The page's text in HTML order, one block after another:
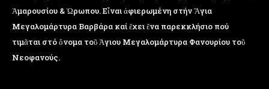
Ἁμαρουσίου & Ὠρωπου. Εἶναι ἀφιερωμένη στήν Ἅγια
Μεγαλομάρτυρα Βαρβάρα καί ἔχει ἕνα παρεκκλήσιο πού
τιμᾶται στό ὄνομα τοῦ Ἁγιου Μεγαλομάρτυρα Φανουρίου τοῦ
Νεοφανούς.